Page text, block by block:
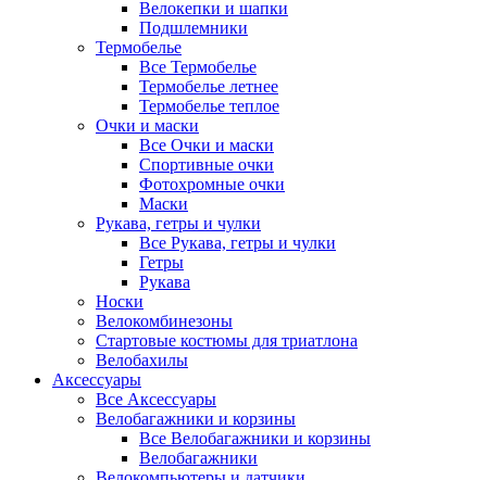
Велокепки и шапки
Подшлемники
Термобелье
Все Термобелье
Термобелье летнее
Термобелье теплое
Очки и маски
Все Очки и маски
Спортивные очки
Фотохромные очки
Маски
Рукава, гетры и чулки
Все Рукава, гетры и чулки
Гетры
Рукава
Носки
Велокомбинезоны
Стартовые костюмы для триатлона
Велобахилы
Аксессуары
Все Аксессуары
Велобагажники и корзины
Все Велобагажники и корзины
Велобагажники